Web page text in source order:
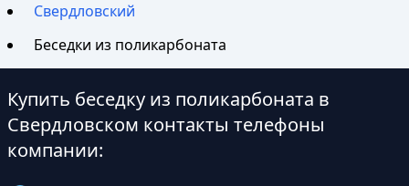
Свердловский
Беседки из поликарбоната
Купить беседку из поликарбоната в
Свердловском контакты телефоны
компании: